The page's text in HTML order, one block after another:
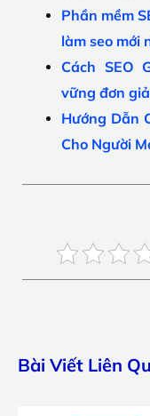
Phần mềm
làm seo mới
Cách SEO
vững đơn
Hướng Dẫn
Cho Người
Bài Viết Liên